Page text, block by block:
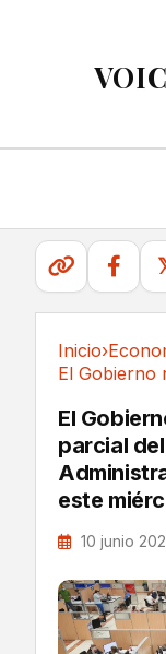
Inicio›
El
parcial
este
10 junio